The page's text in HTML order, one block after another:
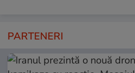
PARTENERI